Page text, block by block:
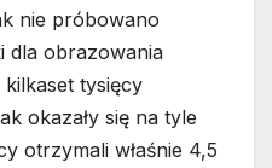
nie próbowano
dla obrazowania
tysięcy
okazały się na tyle
otrzymali właśnie 4,5